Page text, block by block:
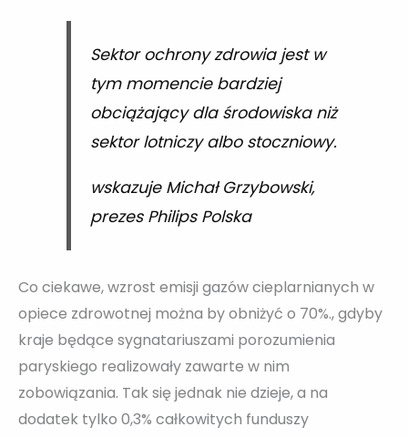
Sektor ochrony zdrowia jest w
tym momencie bardziej
obciążający dla środowiska niż
sektor lotniczy albo stoczniowy.
wskazuje Michał Grzybowski,
prezes Philips Polska
Co ciekawe, wzrost emisji gazów cieplarnianych w
opiece zdrowotnej można by obniżyć o 70%., gdyby
kraje będące sygnatariuszami porozumienia
paryskiego realizowały zawarte w nim
zobowiązania. Tak się jednak nie dzieje, a na
dodatek tylko 0,3% całkowitych funduszy